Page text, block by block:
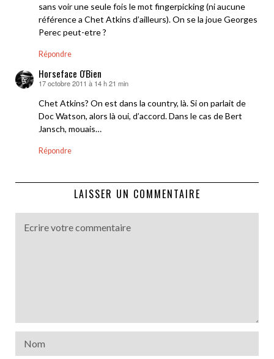
sans voir une seule fois le mot fingerpicking (ni aucune
référence a Chet Atkins d’ailleurs). On se la joue Georges
Perec peut-etre ?
Répondre
Horseface O'Bien
dit :
17 octobre 2011 à 14 h 21 min
Chet Atkins? On est dans la country, là. Si on parlait de
Doc Watson, alors là oui, d’accord. Dans le cas de Bert
Jansch, mouais…
Répondre
LAISSER UN COMMENTAIRE